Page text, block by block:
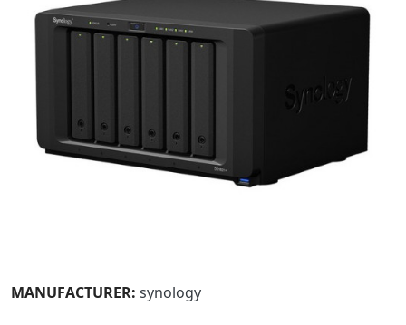
MANUFACTURER: synology